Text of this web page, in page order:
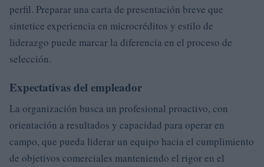
perfil. Preparar una carta de presentación breve que
sintetice experiencia en microcréditos y estilo de
liderazgo puede marcar la diferencia en el proceso de
selección.
Expectativas del empleador
La organización busca un profesional proactivo, con
orientación a resultados y capacidad para operar en
campo, que pueda liderar un equipo hacia el cumplimiento
de objetivos comerciales manteniendo el rigor en el